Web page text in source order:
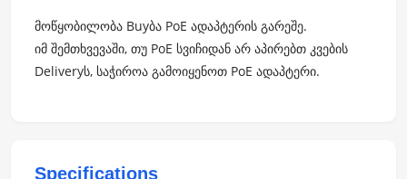
მოწყობილობა Buyბა PoE ადაპტერის გარეშე.
იმ შემთხვევაში, თუ PoE სვიჩიდან არ აპირებთ კვების
Deliveryს, საჭიროა გამოიყენოთ PoE ადაპტერი.
Specifications